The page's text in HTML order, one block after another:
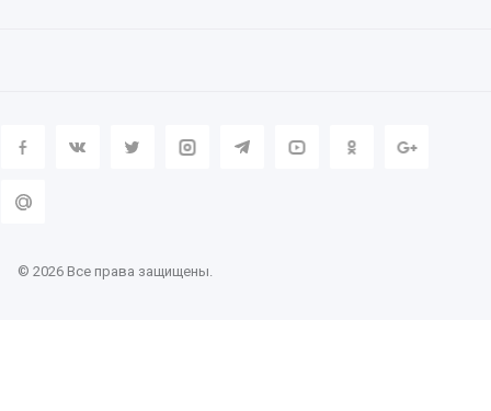
© 2026 Все права защищены.